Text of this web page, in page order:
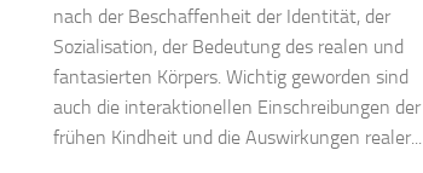
nach der Beschaffenheit der Identität, der
Sozialisation, der Bedeutung des realen und
fantasierten Körpers. Wichtig geworden sind
auch die interaktionellen Einschreibungen der
frühen Kindheit und die Auswirkungen realer...